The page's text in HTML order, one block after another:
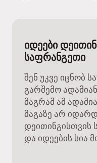
იდეები
საფრანგეთი
შენ უკვე იცნობ
გარშემო
მაგრამ ამ
მაგაზე არ
დეითინგისთვის
და იდეების სია